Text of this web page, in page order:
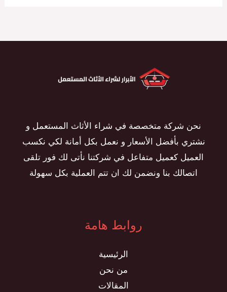
نحن شركة متخصصة في شراء الأثاث المستعمل و
نشتري بأفضل الأسعار و نعمل بكل أمانة لكي نكسب
العميل كعميل متفاعل في شركتنا نأتى لك فور تلقى
اتصالك بنا ونضمن لك ان تتم العملية بكل سهولة
روابط هامة
الرئيسية
من نحن
المقالات